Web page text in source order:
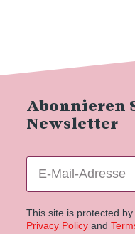
Abonnieren
Newsletter
This site is protected
Privacy Policyand